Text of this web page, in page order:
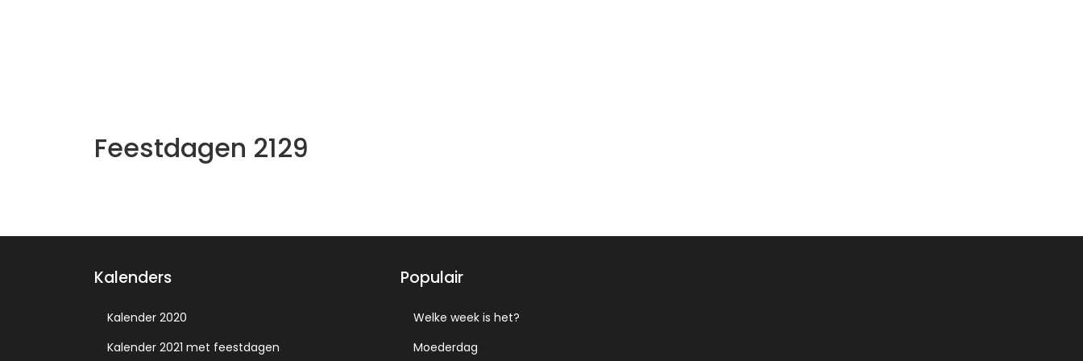
Feestdagen 2129
Kalenders
Kalender 2020
Kalender 2021 met feestdagen
Populair
Welke week is het?
Moederdag